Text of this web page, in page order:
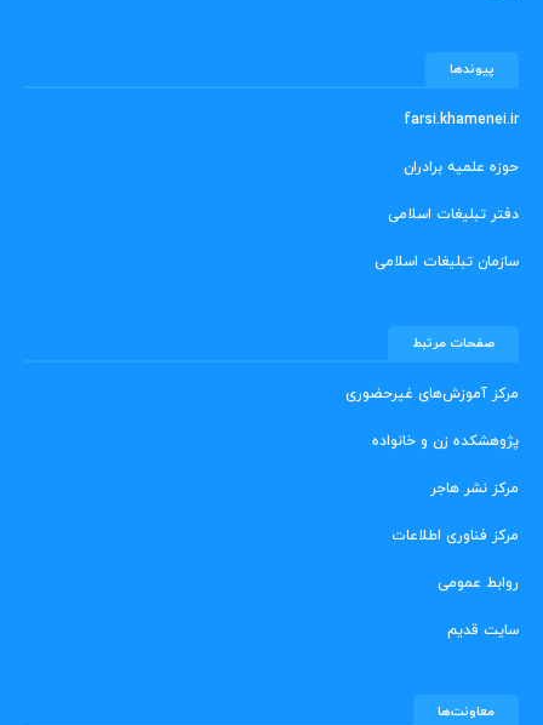
پیوندها
farsi.khamenei.ir
حوزه علمیه برادران
دفتر تبلیغات اسلامی
سازمان تبلیغات اسلامی
صفحات مرتبط
مرکز آموزش‌های غیرحضوری
پژوهشکده زن و خانواده
مرکز نشر هاجر
مرکز فناوری اطلاعات
روابط عمومی
سایت قدیم
معاونت‌ها